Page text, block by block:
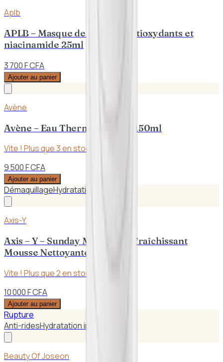
Aplb
APLB – Masque de soin aux antioxydants et
niacinamide 25ml
3 700 F CFA
Ajouter au panier
Avène
Avène – Eau Thermale Spray 150ml
Vite ! Plus que3en stock
9 500 F CFA
Ajouter au panier
DémaquillageHydratation
Axis-Y
Axis – Y – Sunday Morning Rafraîchissant
Mousse Nettoyante 120ml
Vite ! Plus que2en stock
10 000 F CFA
Ajouter au panier
Rupture
Anti-ridesHydratation intense
Beauty Of Joseon